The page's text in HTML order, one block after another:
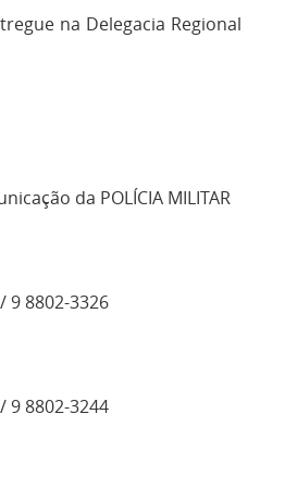
na Delegacia Regional
da POLÍCIA MILITAR
9 8802-3326
9 8802-3244